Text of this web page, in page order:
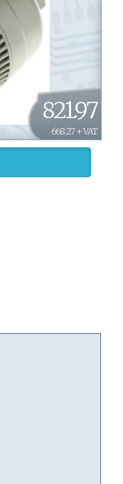
821.97
668.27 + VAT